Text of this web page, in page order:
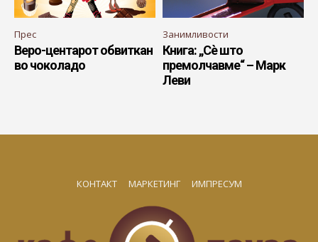
Прес
Веро-центарот обвиткан
во чоколадо
Занимливости
Книга: „Сè што
премолчавме“ – Марк
Леви
КОНТАКТ МАРКЕТИНГ ИМПРЕСУМ